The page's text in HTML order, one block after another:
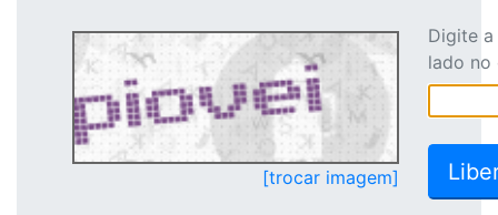
[trocar imagem]
Digite
lado no